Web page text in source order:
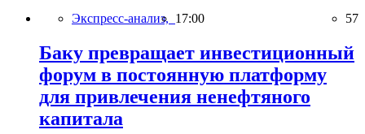
Экспресс-анализ, 17:00 57
Баку превращает инвестиционный
форум в постоянную платформу
для привлечения ненефтяного
капитала